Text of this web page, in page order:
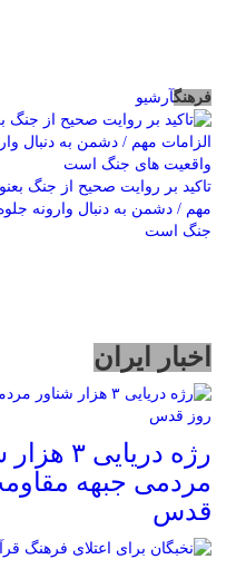
فرهنگآرشیو
تاکید بر روایت صحیح از جنگ
مهم / دشمن به دنبال وارونه
جنگ است
اخبار ایران
رژه دریایی
مردمی جبهه
قدس